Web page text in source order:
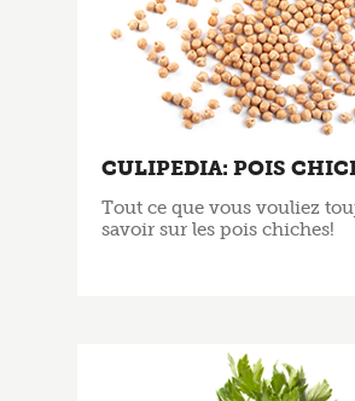
CULIPEDIA: POIS
Tout ce que vous vouliez
savoir sur les pois chiches!